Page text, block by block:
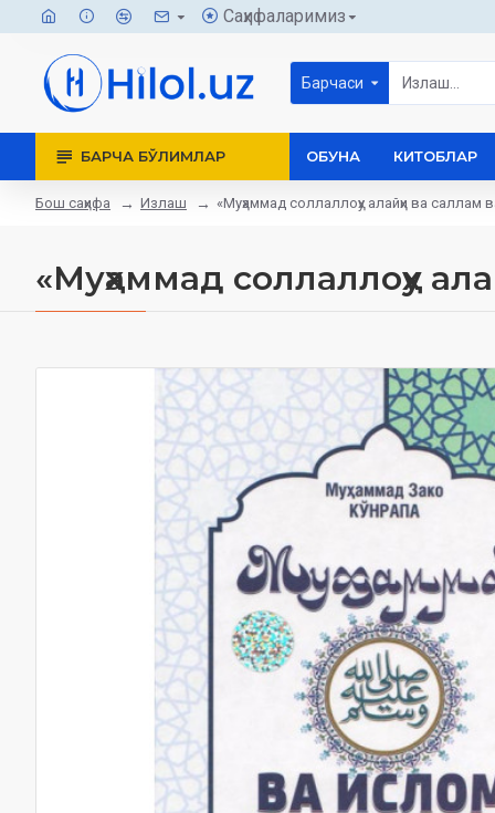
Саҳифаларимиз
Барчаси
БАРЧА БЎЛИМЛАР ОБУНА КИТОБЛАР
Бош саҳифа Излаш «Муҳаммад соллаллоҳу алайҳи ва саллам
«Муҳаммад соллаллоҳу